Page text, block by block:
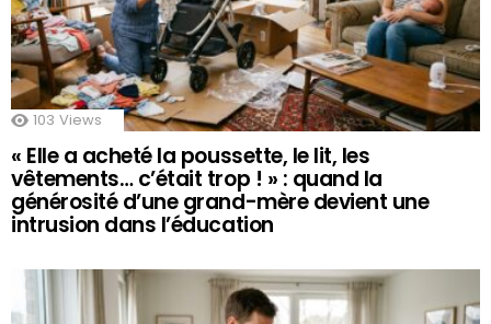
103 Views
« Elle a acheté la poussette, le lit, les
vêtements… c’était trop ! » : quand la
générosité d’une grand-mère devient une
intrusion dans l’éducation